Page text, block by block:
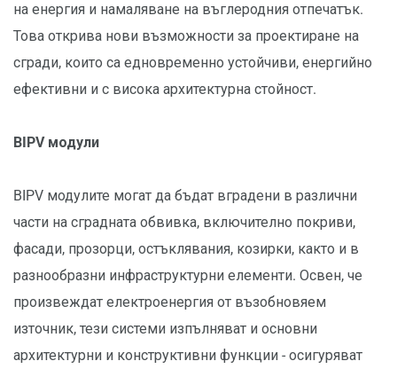
на енергия и намаляване на въглеродния отпечатък.
Това открива нови възможности за проектиране на
сгради, които са едновременно устойчиви, енергийно
ефективни и с висока архитектурна стойност.
BIPV модули
BIPV модулите могат да бъдат вградени в различни
части на сградната обвивка, включително покриви,
фасади, прозорци, остъклявания, козирки, както и в
разнообразни инфраструктурни елементи. Освен, че
произвеждат електроенергия от възобновяем
източник, тези системи изпълняват и основни
архитектурни и конструктивни функции - осигуряват